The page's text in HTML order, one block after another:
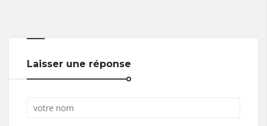
Laisser une réponse